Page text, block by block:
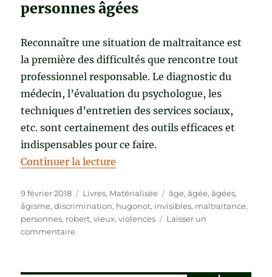
personnes âgées
Reconnaître une situation de maltraitance est
la première des difficultés que rencontre tout
professionnel responsable. Le diagnostic du
médecin, l’évaluation du psychologue, les
techniques d’entretien des services sociaux,
etc. sont certainement des outils efficaces et
indispensables pour ce faire.
Continuer la lecture
Publié
le
9 février 2018 Catégories
Livres, Matérialisée Étiquettes
âge,âgée,âgées,
âgisme,discrimination, hugonot, invisibles, maltraitance,
personnes, robert,vieux,violences
Laisser un
commentairesur